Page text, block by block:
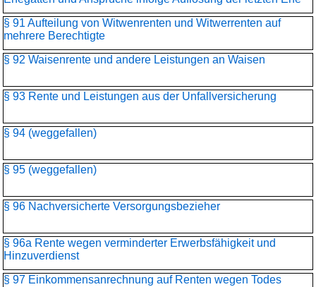
§ 91 Aufteilung von Witwenrenten und Witwerrenten auf
mehrere Berechtigte
§ 92 Waisenrente und andere Leistungen an Waisen
§ 93 Rente und Leistungen aus der Unfallversicherung
§ 94 (weggefallen)
§ 95 (weggefallen)
§ 96 Nachversicherte Versorgungsbezieher
§ 96a Rente wegen verminderter Erwerbsfähigkeit und
Hinzuverdienst
§ 97 Einkommensanrechnung auf Renten wegen Todes